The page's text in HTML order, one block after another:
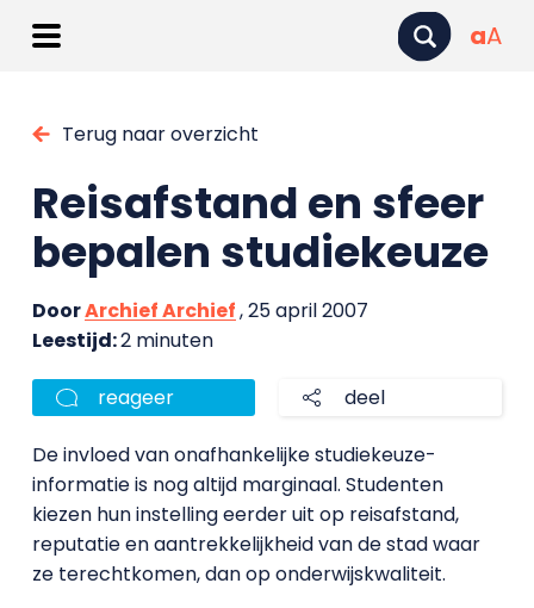
aA
Terug naar overzicht
Reisafstand en sfeer
bepalen studiekeuze
DoorArchief Archief, 25 april 2007
Leestijd:2 minuten
reageer deel
De invloed van onafhankelijke studiekeuze-
informatie is nog altijd marginaal. Studenten
kiezen hun instelling eerder uit op reisafstand,
reputatie en aantrekkelijkheid van de stad waar
ze terechtkomen, dan op onderwijskwaliteit.